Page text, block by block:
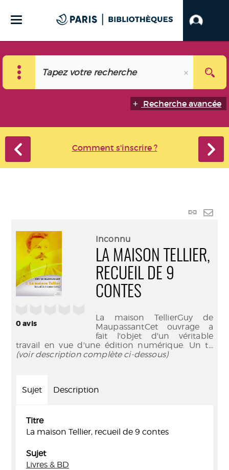
Recherche avancée
Comment s'inscrire ?
Lien
0avis
Inconnu
LA MAISON TELLIER,
RECUEIL DE 9
CONTES
La maison TellierGuy de
MaupassantCet ouvrage a
fait l'objet d'un véritable
travail en vue d'une édition numérique. Un t...
(voir description complète ci-dessous)
Sujet Description
Titre
La maison Tellier, recueil de 9 contes
Sujet
Livres & BD